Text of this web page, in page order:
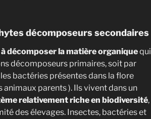
décomposeurs secondaires
décomposer la matière organiquequi
décomposeurs primaires, soit par
bactéries présentes dans la flore
parents ). Ils vivent dans un
relativement riche en biodiversité,
des élevages. Insectes, bactéries et